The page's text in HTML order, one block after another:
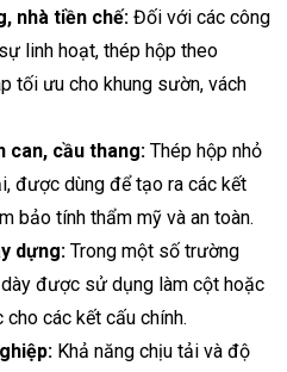
nhà tiền chế: Đối với các công
linh hoạt, thép hộp theo
tối ưu cho khung sườn, vách
can, cầu thang: Thép hộp nhỏ
được dùng để tạo ra các kết
bảo tính thẩm mỹ và an toàn.
dựng: Trong một số trường
được sử dụng làm cột hoặc
các kết cấu chính.
Khả năng chịu tải và độ